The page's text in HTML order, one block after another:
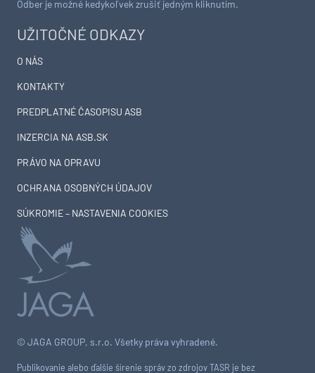
© JAGA GROUP, s.r.o. Všetky práva vyhradené.
Publikovanie alebo ďalšie šírenie správ zo zdrojov TASR je bez
UŽITOČNÉ ODKAZY
O NÁS
KONTAKTY
PREDPLATNÉ ČASOPISU ASB
INZERCIA NA ASB.SK
PRÁVO NA OPRAVU
OCHRANA OSOBNÝCH ÚDAJOV
SÚKROMIE – NASTAVENIA COOKIES
Odber je možné kedykoľvek zrušiť jedným kliknutím.